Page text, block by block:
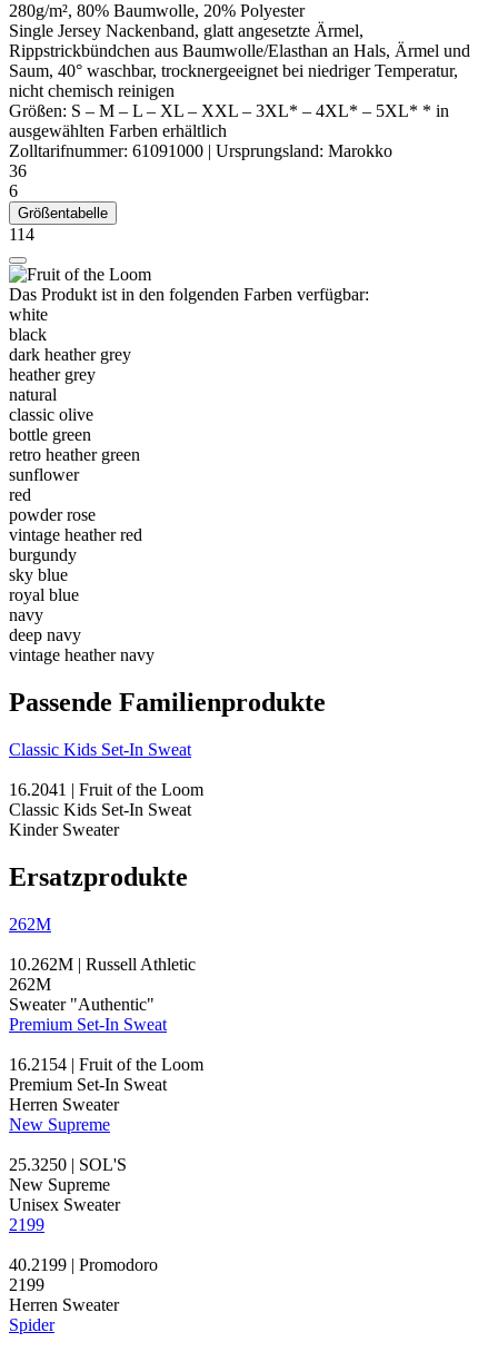
280g/m², 80% Baumwolle, 20% Polyester
Single Jersey Nackenband, glatt angesetzte Ärmel,
Rippstrickbündchen aus Baumwolle/Elasthan an Hals, Ärmel und
Saum, 40° waschbar, trocknergeeignet bei niedriger Temperatur,
nicht chemisch reinigen
Größen: S – M – L – XL – XXL – 3XL* – 4XL* – 5XL* * in
ausgewählten Farben erhältlich
Zolltarifnummer: 61091000 | Ursprungsland: Marokko
36
6
Größentabelle
114
Das Produkt ist in den folgenden Farben verfügbar:
white
black
dark heather grey
heather grey
natural
classic olive
bottle green
retro heather green
sunflower
red
powder rose
vintage heather red
burgundy
sky blue
royal blue
navy
deep navy
vintage heather navy
Passende Familienprodukte
Classic Kids Set-In Sweat
16.2041 | Fruit of the Loom
Classic Kids Set-In Sweat
Kinder Sweater
Ersatzprodukte
262M
10.262M | Russell Athletic
262M
Sweater "Authentic"
Premium Set-In Sweat
16.2154 | Fruit of the Loom
Premium Set-In Sweat
Herren Sweater
New Supreme
25.3250 | SOL'S
New Supreme
Unisex Sweater
2199
40.2199 | Promodoro
2199
Herren Sweater
Spider